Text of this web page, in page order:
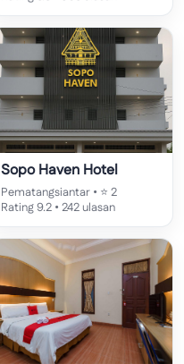
Sopo Haven Hotel
Pematangsiantar • ⭐ 2
Rating 9.2 • 242 ulasan